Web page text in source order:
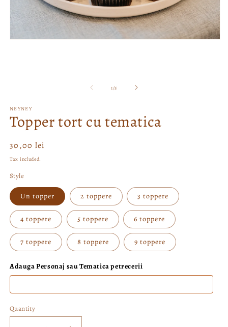
1/of5
NEYNEY
Topper tort cu tematica
Regular
price
30,00 lei
Tax included.
Style
Un topper 2 toppere 3 toppere
4 toppere 5 toppere 6 toppere
7 toppere 8 toppere 9 toppere
Adauga Personaj sau Tematica petrecerii
Quantity